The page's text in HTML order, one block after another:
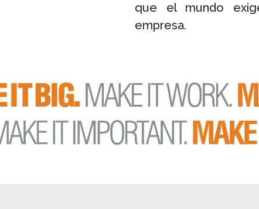
que el mundo
empresa.